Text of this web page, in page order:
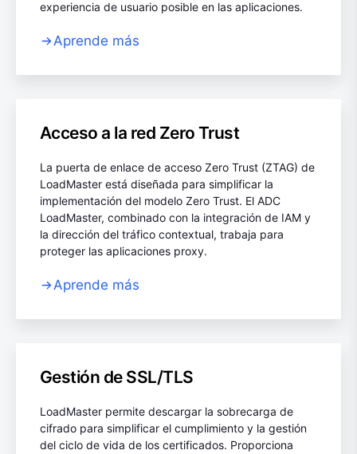
experiencia de usuario posible en las aplicaciones.
Aprende más
Acceso a la red Zero Trust
La puerta de enlace de acceso Zero Trust (ZTAG) de
LoadMaster está diseñada para simplificar la
implementación del modelo Zero Trust. El ADC
LoadMaster, combinado con la integración de IAM y
la dirección del tráfico contextual, trabaja para
proteger las aplicaciones proxy.
Aprende más
Gestión de SSL/TLS
LoadMaster permite descargar la sobrecarga de
cifrado para simplificar el cumplimiento y la gestión
del ciclo de vida de los certificados. Proporciona